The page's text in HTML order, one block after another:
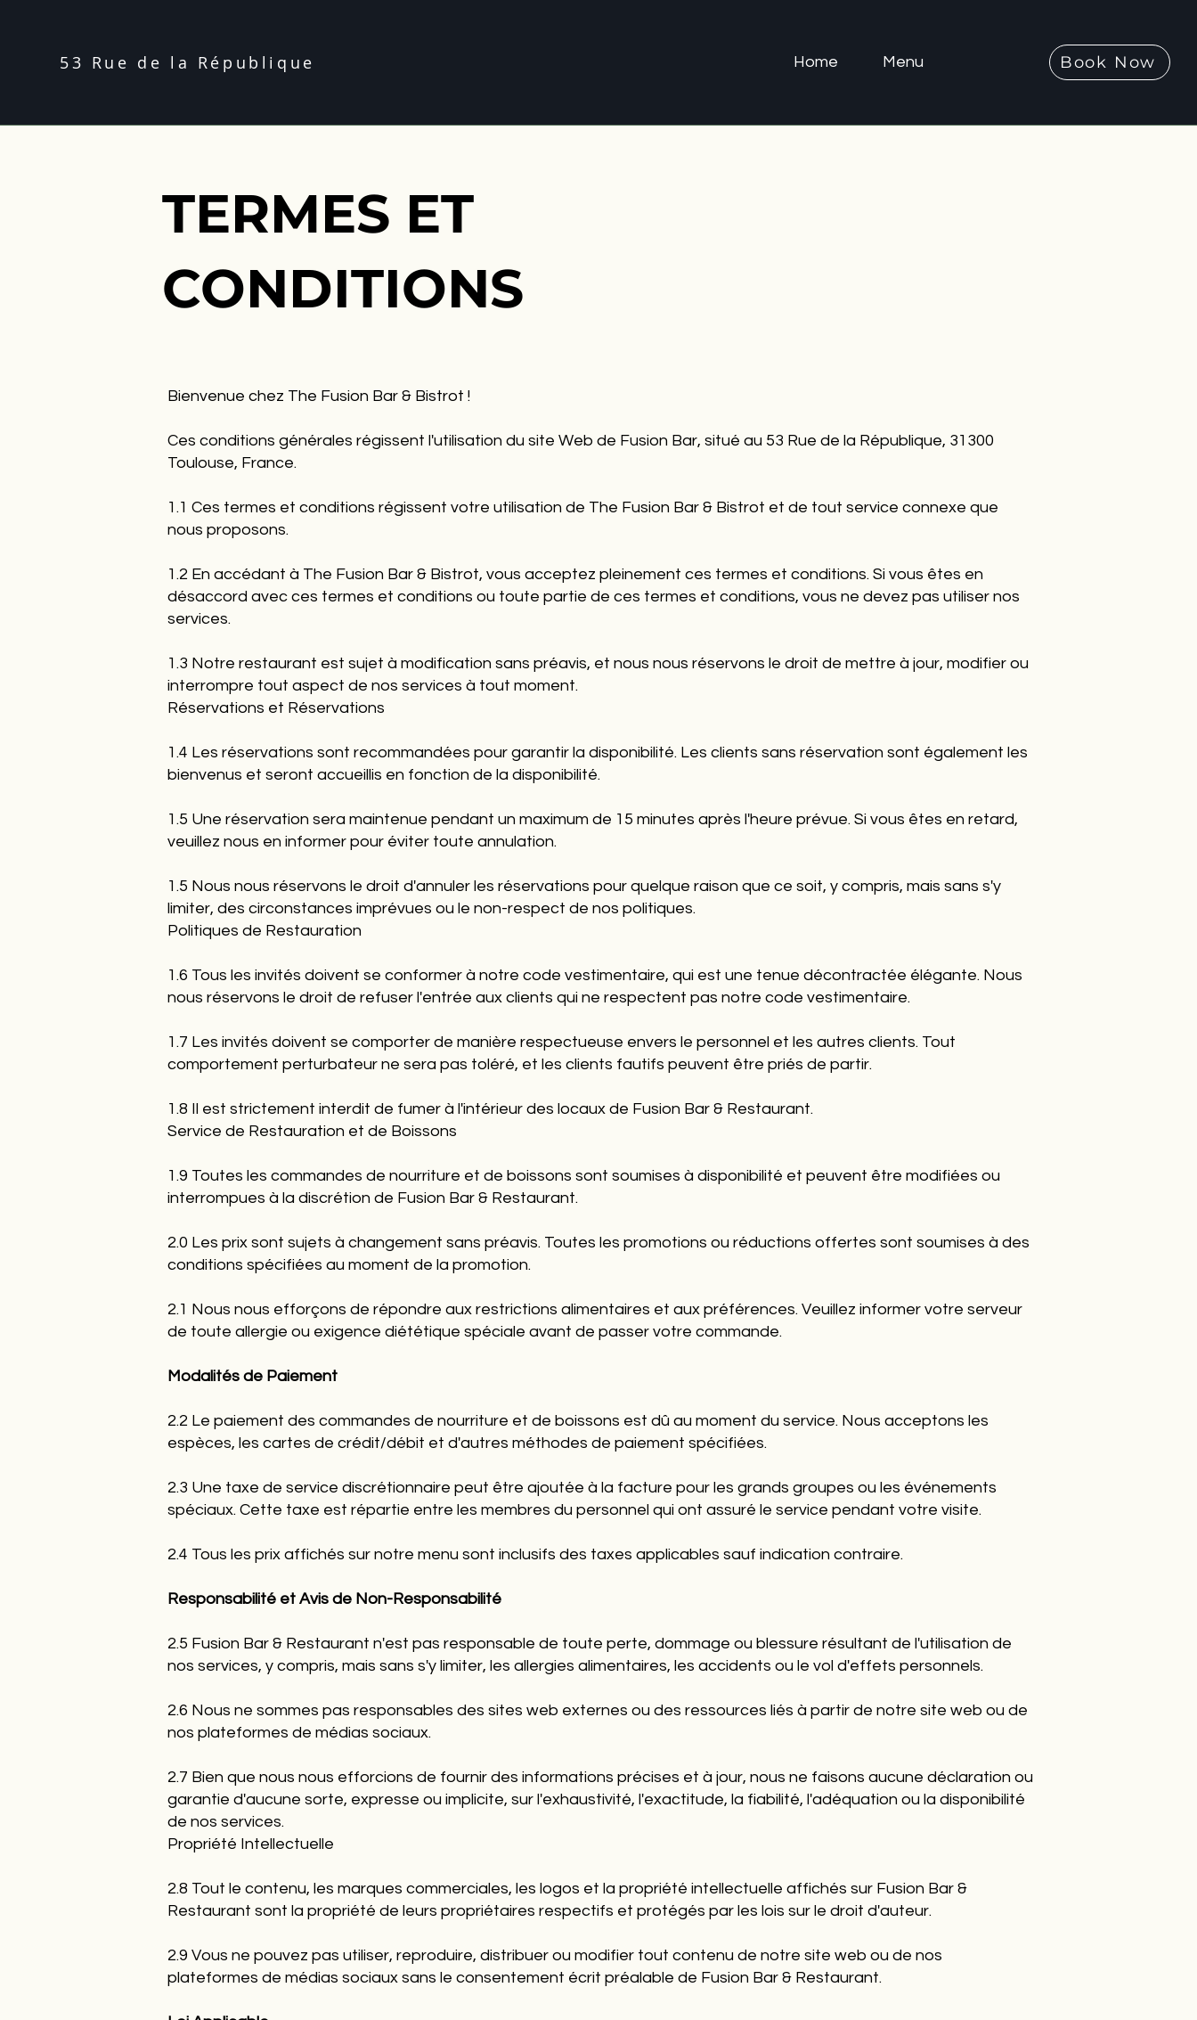
53 Rue de la République Home Menu Book Now
TERMES ET
CONDITIONS
Bienvenue chez The Fusion Bar & Bistrot !
Ces conditions générales régissent l'utilisation du site Web de Fusion Bar, situé au 53 Rue de la République, 31300
Toulouse, France.
1.1 Ces termes et conditions régissent votre utilisation de The Fusion Bar & Bistrot et de tout service connexe que
nous proposons.
1.2 En accédant à The Fusion Bar & Bistrot, vous acceptez pleinement ces termes et conditions. Si vous êtes en
désaccord avec ces termes et conditions ou toute partie de ces termes et conditions, vous ne devez pas utiliser nos
services.
1.3 Notre restaurant est sujet à modification sans préavis, et nous nous réservons le droit de mettre à jour, modifier ou
interrompre tout aspect de nos services à tout moment.
Réservations et Réservations
1.4 Les réservations sont recommandées pour garantir la disponibilité. Les clients sans réservation sont également les
bienvenus et seront accueillis en fonction de la disponibilité.
1.5 Une réservation sera maintenue pendant un maximum de 15 minutes après l'heure prévue. Si vous êtes en retard,
veuillez nous en informer pour éviter toute annulation.
1.5 Nous nous réservons le droit d'annuler les réservations pour quelque raison que ce soit, y compris, mais sans s'y
limiter, des circonstances imprévues ou le non-respect de nos politiques.
Politiques de Restauration
1.6 Tous les invités doivent se conformer à notre code vestimentaire, qui est une tenue décontractée élégante. Nous
nous réservons le droit de refuser l'entrée aux clients qui ne respectent pas notre code vestimentaire.
1.7 Les invités doivent se comporter de manière respectueuse envers le personnel et les autres clients. Tout
comportement perturbateur ne sera pas toléré, et les clients fautifs peuvent être priés de partir.
1.8 Il est strictement interdit de fumer à l'intérieur des locaux de Fusion Bar & Restaurant.
Service de Restauration et de Boissons
1.9 Toutes les commandes de nourriture et de boissons sont soumises à disponibilité et peuvent être modifiées ou
interrompues à la discrétion de Fusion Bar & Restaurant.
2.0 Les prix sont sujets à changement sans préavis. Toutes les promotions ou réductions offertes sont soumises à des
conditions spécifiées au moment de la promotion.
2.1 Nous nous efforçons de répondre aux restrictions alimentaires et aux préférences. Veuillez informer votre serveur
de toute allergie ou exigence diététique spéciale avant de passer votre commande.
Modalités de Paiement
2.2 Le paiement des commandes de nourriture et de boissons est dû au moment du service. Nous acceptons les
espèces, les cartes de crédit/débit et d'autres méthodes de paiement spécifiées.
2.3 Une taxe de service discrétionnaire peut être ajoutée à la facture pour les grands groupes ou les événements
spéciaux. Cette taxe est répartie entre les membres du personnel qui ont assuré le service pendant votre visite.
2.4 Tous les prix affichés sur notre menu sont inclusifs des taxes applicables sauf indication contraire.
Responsabilité et Avis de Non-Responsabilité
2.5 Fusion Bar & Restaurant n'est pas responsable de toute perte, dommage ou blessure résultant de l'utilisation de
nos services, y compris, mais sans s'y limiter, les allergies alimentaires, les accidents ou le vol d'effets personnels.
2.6 Nous ne sommes pas responsables des sites web externes ou des ressources liés à partir de notre site web ou de
nos plateformes de médias sociaux.
2.7 Bien que nous nous efforcions de fournir des informations précises et à jour, nous ne faisons aucune déclaration ou
garantie d'aucune sorte, expresse ou implicite, sur l'exhaustivité, l'exactitude, la fiabilité, l'adéquation ou la disponibilité
de nos services.
Propriété Intellectuelle
2.8 Tout le contenu, les marques commerciales, les logos et la propriété intellectuelle affichés sur Fusion Bar &
Restaurant sont la propriété de leurs propriétaires respectifs et protégés par les lois sur le droit d'auteur.
2.9 Vous ne pouvez pas utiliser, reproduire, distribuer ou modifier tout contenu de notre site web ou de nos
plateformes de médias sociaux sans le consentement écrit préalable de Fusion Bar & Restaurant.